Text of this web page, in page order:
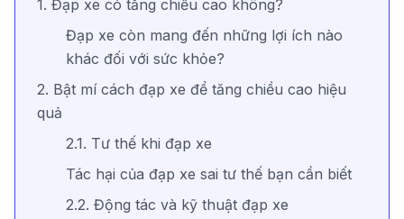
1. Đạp xe có tăng chiều cao không?
Đạp xe còn mang đến những lợi ích nào
khác đối với sức khỏe?
2. Bật mí cách đạp xe để tăng chiều cao hiệu
quả
2.1. Tư thế khi đạp xe
Tác hại của đạp xe sai tư thế bạn cần biết
2.2. Động tác và kỹ thuật đạp xe